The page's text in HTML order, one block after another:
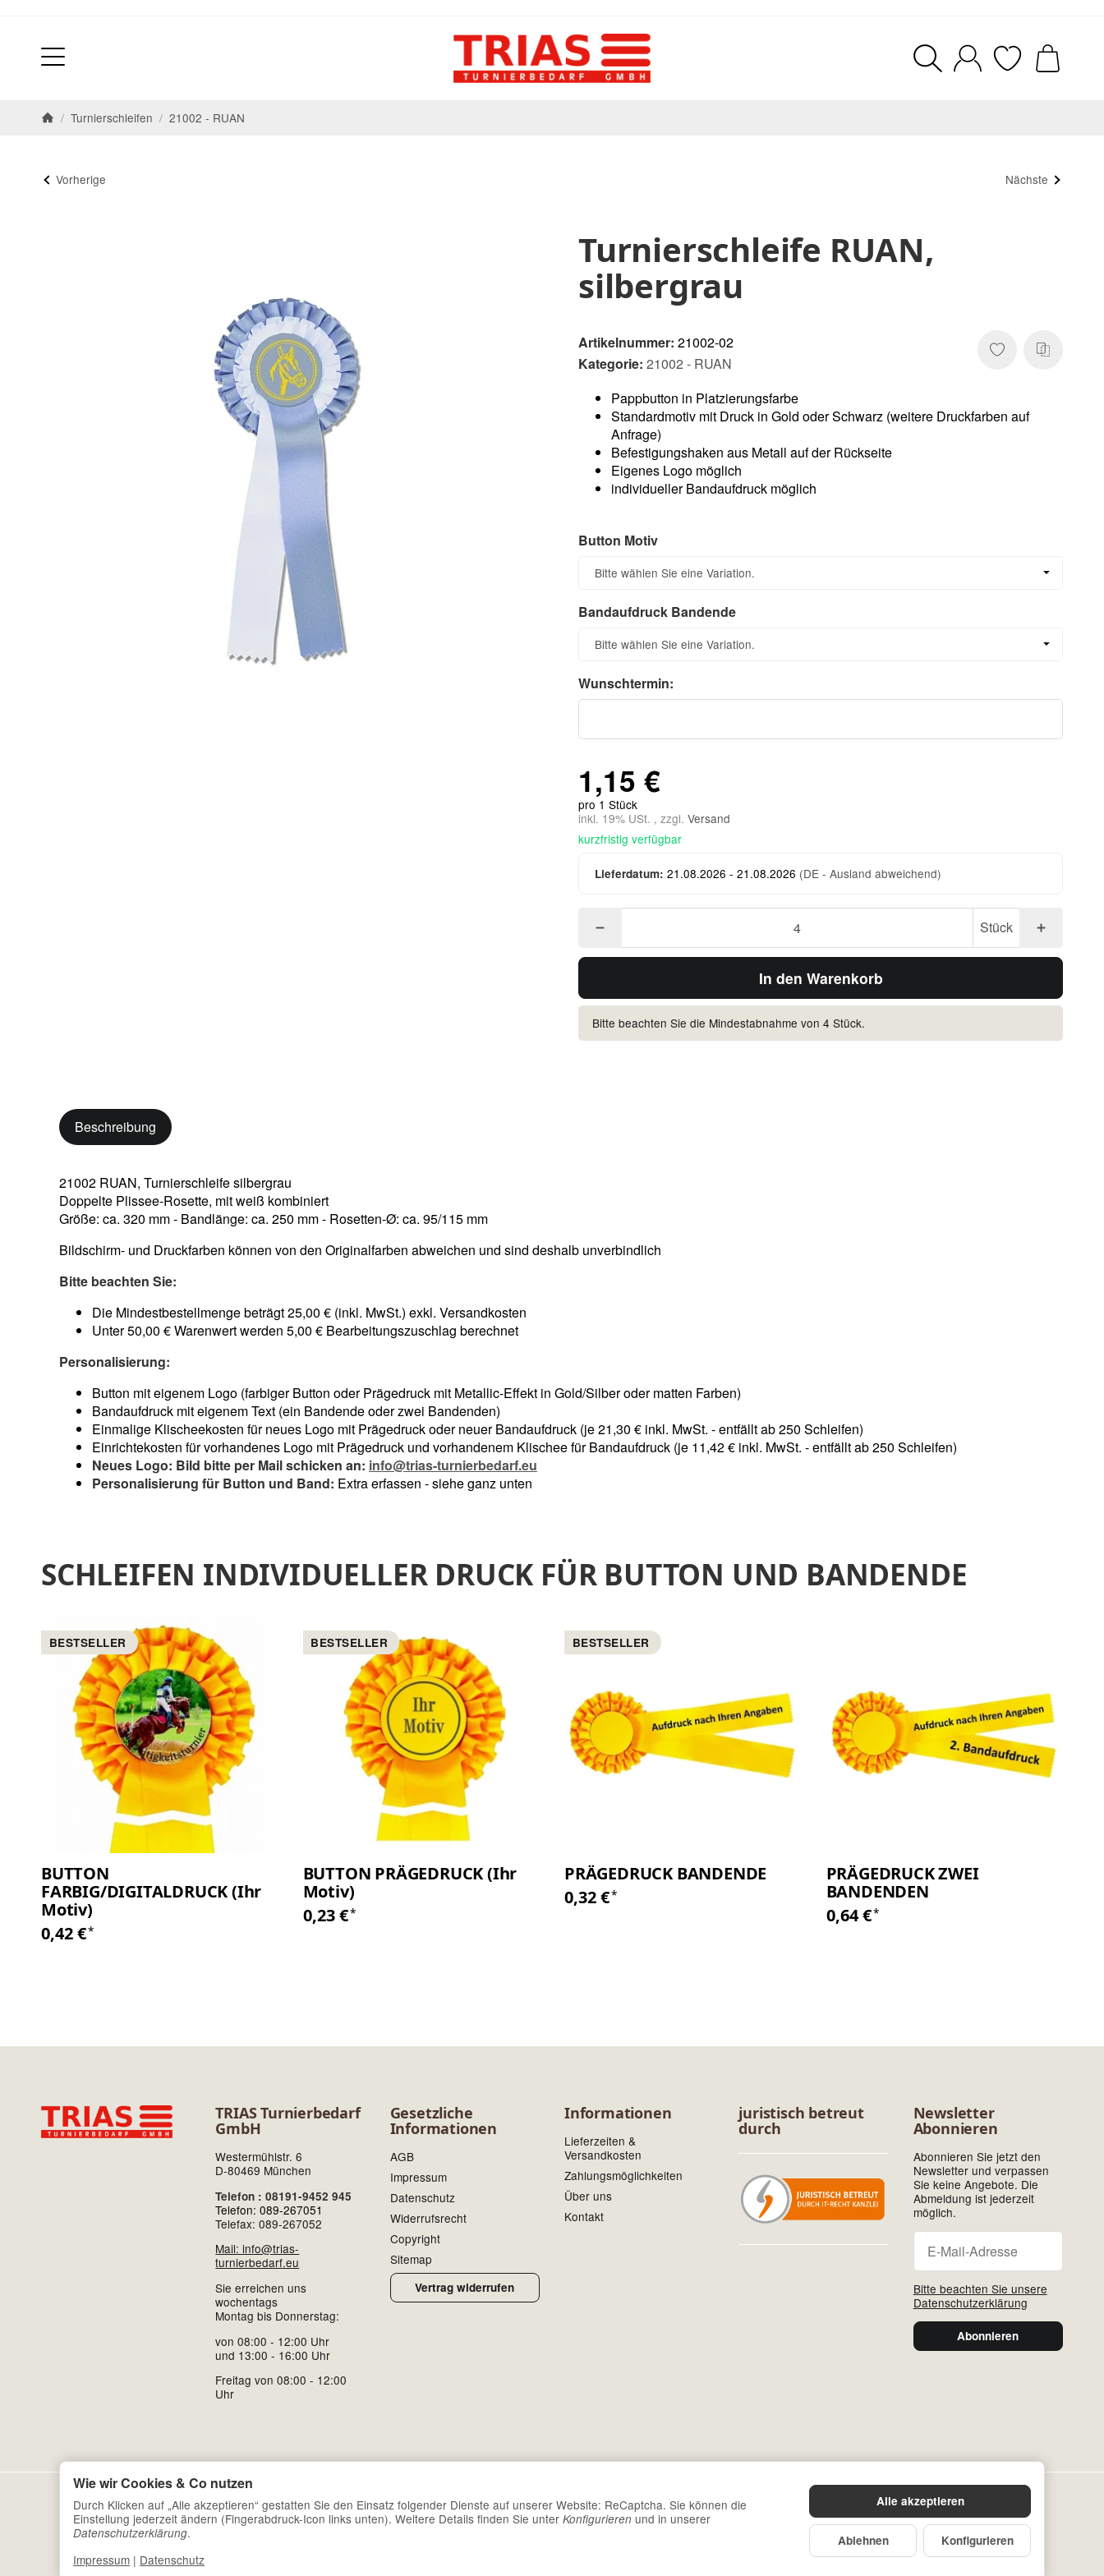
/ Turnierschleifen / 21002 - RUAN
Vorherige Nächste
Turnierschleife RUAN,
silbergrau
Artikelnummer: 21002-02
Kategorie: 21002 - RUAN
Pappbutton in Platzierungsfarbe
Standardmotiv mit Druck in Gold oder Schwarz (weitere Druckfarben auf
Anfrage)
Befestigungshaken aus Metall auf der Rückseite
Eigenes Logo möglich
individueller Bandaufdruck möglich
Button Motiv
Bitte wählen Sie eine Variation.
Bandaufdruck Bandende
Bitte wählen Sie eine Variation.
Wunschtermin:
Wunschtermin:
1,15 €
pro 1 Stück
inkl. 19% USt. , zzgl. Versand
kurzfristig verfügbar
Lieferdatum: 21.08.2026 - 21.08.2026 (DE - Ausland abweichend)
Stück
In den Warenkorb
Bitte beachten Sie die Mindestabnahme von 4 Stück.
Beschreibung
21002 RUAN, Turnierschleife silbergrau
Doppelte Plissee-Rosette, mit weiß kombiniert
Größe: ca. 320 mm - Bandlänge: ca. 250 mm - Rosetten-Ø: ca. 95/115 mm
Bildschirm- und Druckfarben können von den Originalfarben abweichen und sind deshalb unverbindlich
Bitte beachten Sie:
Die Mindestbestellmenge beträgt 25,00 € (inkl. MwSt.) exkl. Versandkosten
Unter 50,00 € Warenwert werden 5,00 € Bearbeitungszuschlag berechnet
Personalisierung:
Button mit eigenem Logo (farbiger Button oder Prägedruck mit Metallic-Effekt in Gold/Silber oder matten Farben)
Bandaufdruck mit eigenem Text (ein Bandende oder zwei Bandenden)
Einmalige Klischeekosten für neues Logo mit Prägedruck oder neuer Bandaufdruck (je 21,30 € inkl. MwSt. - entfällt ab 250 Schleifen)
Einrichtekosten für vorhandenes Logo mit Prägedruck und vorhandenem Klischee für Bandaufdruck (je 11,42 € inkl. MwSt. - entfällt ab 250 Schleifen)
Neues Logo: Bild bitte per Mail schicken an: info@trias-turnierbedarf.eu
Personalisierung für Button und Band: Extra erfassen - siehe ganz unten
SCHLEIFEN INDIVIDUELLER DRUCK FÜR BUTTON UND BANDENDE
BESTSELLER
BUTTON
FARBIG/DIGITALDRUCK (Ihr
Motiv)
0,42 €*
BESTSELLER
BUTTON PRÄGEDRUCK (Ihr
Motiv)
0,23 €*
BESTSELLER
PRÄGEDRUCK BANDENDE
0,32 €*
PRÄGEDRUCK ZWEI
BANDENDEN
0,64 €*
TRIAS Turnierbedarf
GmbH
Westermühlstr. 6
D-80469 München
Telefon : 08191-9452 945
Telefon: 089-267051
Telefax: 089-267052
Mail: info@trias-
turnierbedarf.eu
Sie erreichen uns
wochentags
Montag bis Donnerstag:
von 08:00 - 12:00 Uhr
und 13:00 - 16:00 Uhr
Freitag von 08:00 - 12:00
Uhr
Gesetzliche
Informationen
AGB
Impressum
Datenschutz
Widerrufsrecht
Copyright
Sitemap
Vertrag widerrufen
Informationen
Lieferzeiten &
Versandkosten
Zahlungsmöglichkeiten
Über uns
Kontakt
juristisch betreut
durch
Newsletter
Abonnieren
Abonnieren Sie jetzt den
Newsletter und verpassen
Sie keine Angebote. Die
Abmeldung ist jederzeit
möglich.
Newsletter Abonnieren
Newsletter Abonnieren
Bitte beachten Sie unsere
Datenschutzerklärung
Abonnieren
*Alle Preise inkl. gesetzlicher USt., zzgl.Versand
Alle akzeptieren
Ablehnen Konfigurieren
Wie wir Cookies & Co nutzen
Durch Klicken auf „Alle akzeptieren“ gestatten Sie den Einsatz folgender Dienste auf unserer Website: ReCaptcha. Sie können die
Einstellung jederzeit ändern (Fingerabdruck-Icon links unten). Weitere Details finden Sie unter Konfigurieren und in unserer
Datenschutzerklärung.
Impressum | Datenschutz